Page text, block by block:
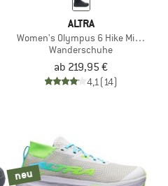
ALTRA
Women's Olympus 6 Hike Mid GTX
Wanderschuhe
ab 219,95 €
4,1(14)
neu